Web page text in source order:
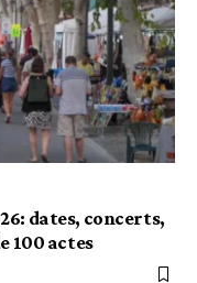
dates, concerts,
100 actes